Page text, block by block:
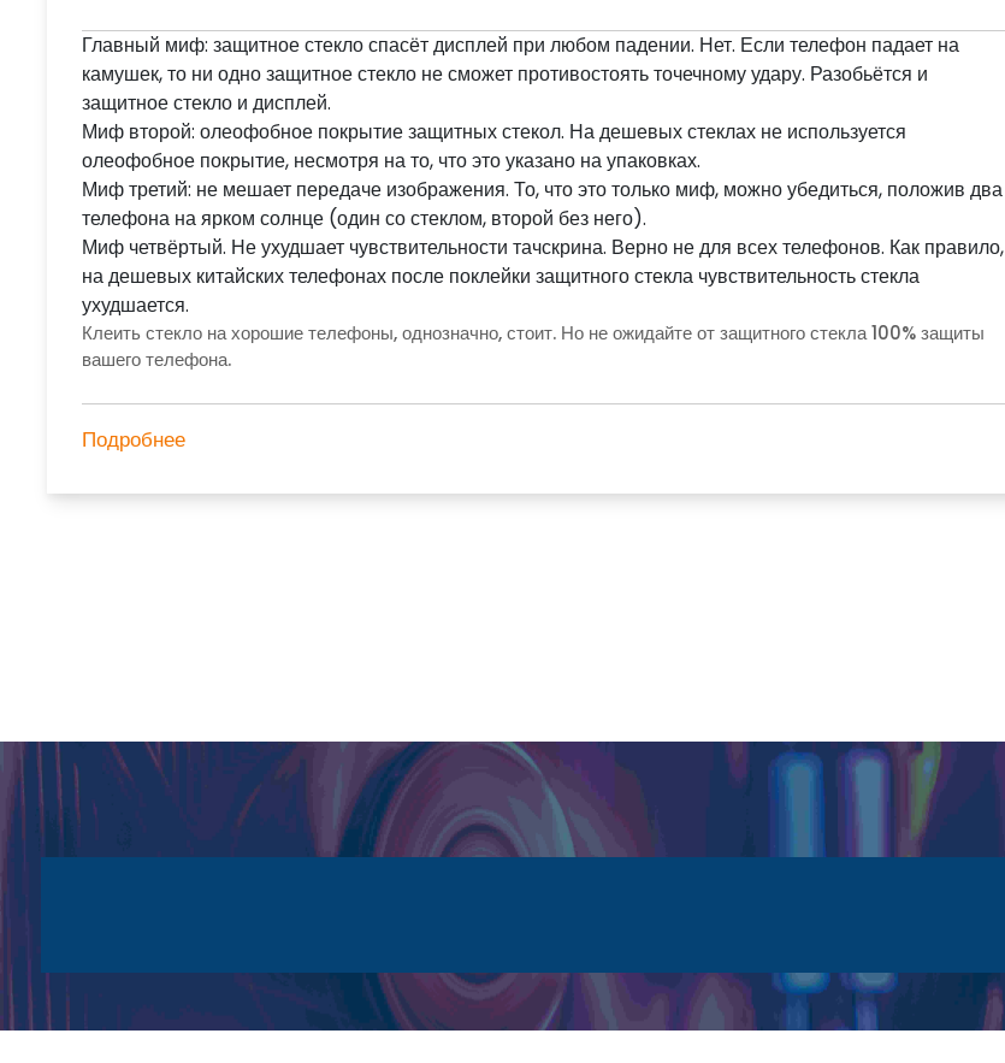
Главный миф: защитное стекло спасёт дисплей при любом падении. Нет. Если телефон падает на
камушек, то ни одно защитное стекло не сможет противостоять точечному удару. Разобьётся и
защитное стекло и дисплей.
Миф второй: олеофобное покрытие защитных стекол. На дешевых стеклах не используется
олеофобное покрытие, несмотря на то, что это указано на упаковках.
Миф третий: не мешает передаче изображения. То, что это только миф, можно убедиться, положив два
телефона на ярком солнце (один со стеклом, второй без него).
Миф четвёртый. Не ухудшает чувствительности тачскрина. Верно не для всех телефонов. Как правило,
на дешевых китайских телефонах после поклейки защитного стекла чувствительность стекла
ухудшается.
Клеить стекло на хорошие телефоны, однозначно, стоит. Но не ожидайте от защитного стекла 100% защиты
вашего телефона.
Подробнее